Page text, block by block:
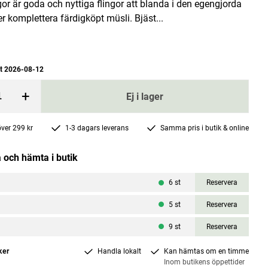
D3-Pearls 800IE 120 kapslar
Pharma Nord
Lägg i varukorgen
är goda och nyttiga flingor att blanda i den egengjorda
komplettera färdigköpt müsli. Bjäst...
2026-08-12
+ Ej i lager
299 kr 1-3 dagars leverans Samma pris i butik & online
och hämta i butik
6 st Reservera
5 st Reservera
9 st Reservera
Handla lokalt
Kan hämtas om en timme
Inom butikens öppettider